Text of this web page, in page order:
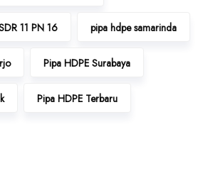
11 PN 16 pipa hdpe samarinda
Pipa HDPE Surabaya
Pipa HDPE Terbaru